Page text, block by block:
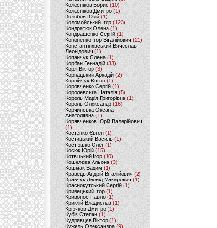
Колесніков Борис (10)
Колєсніков Дмитро (1)
Колобов Юрій (1)
Коломойський Ігор (123)
Кондратюк Олена(1)
Кондрашенко Сергій (1)
Кононенко Ігор Віталійович (21)
Константіновський Вячеслав
Леонідович (1)
Копанчук Олена (1)
Корбан Геннадій (33)
Корж Віктор (3)
Корнацький Аркадій (2)
Корнійчук Євген (1)
Коровченко Сергій (1)
Королевська Наталія(5)
Король Марія Григорівна (1)
Король Олександр (16)
Корчинська Оксана
Анатоліївна (1)
Корявченков Юрій Валерійович
(1)
Костенко Євген (1)
Костицький Василь (1)
Костюшко Олег (1)
Косюк Юрій (15)
Котвіцький Ігор (10)
Кошелєва Альона(3)
Кошмак Вадим (1)
Кравець Андрій Віталійович (2)
Кравчук Леонід Макарович (1)
Краснокутський Сергій (1)
Кривецький Ігор (1)
Кривонос Павло (1)
Криклій Владислав (1)
Крючков Дмитро(1)
Кубів Степан(1)
Кудрявцєв Віктор (1)
Кужель Олександра (9)